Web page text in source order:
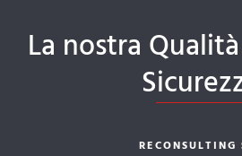
La nostra
RECONSULTING